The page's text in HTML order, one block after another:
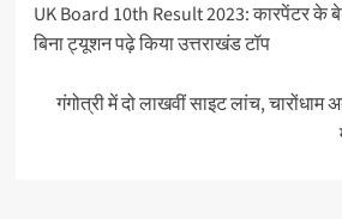
UK Board 10th Result 2023: कारपेंटर के
बिना ट्यूशन पढ़े किया उत्तराखंड टॉप
गंगोत्री में दो लाखवीं साइट लांच,